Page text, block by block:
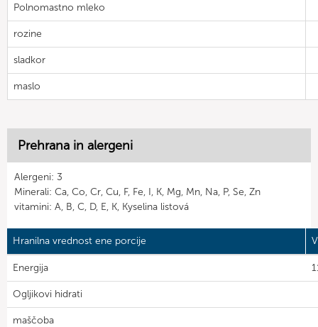
Polnomastno mleko
rozine
sladkor
maslo
Prehrana in alergeni
Alergeni: 3
Minerali: Ca, Co, Cr, Cu, F, Fe, I, K, Mg, Mn, Na, P, Se, Zn
vitamini: A, B, C, D, E, K, Kyselina listová
Hranilna vrednost ene porcije
Energija
Ogljikovi hidrati
maščoba